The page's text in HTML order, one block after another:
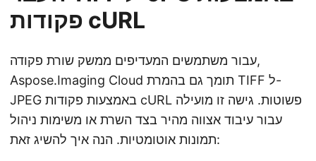
פקודות cURL
עבור משתמשים המעדיפים ממשק שורת פקודה,
Aspose.Imaging Cloud תומך גם בהמרת TIFF ל-
JPEG באמצעות פקודות cURL פשוטות. גישה זו מועילה
עבור עיבוד אצווה מהיר בצד השרת או משימות ניהול
תמונות אוטומטיות. הנה איך להשיג זאת: